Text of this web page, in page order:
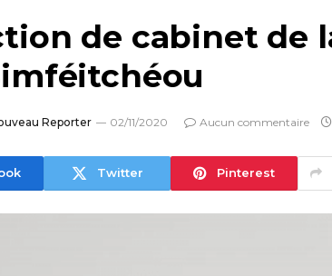
de cabinet de
Reporter 02/11/2020 Aucun commentaire
Twitter Pinterest